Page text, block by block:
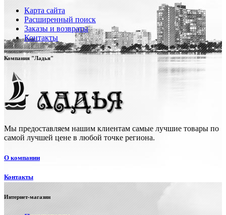
Карта сайта
Расширенный поиск
Заказы и возвраты
Контакты
Компания "Ладья"
Мы предоставляем нашим клиентам самые лучшие товары по
самой лучшей цене в любой точке региона.
О компании
Контакты
Интернет-магазин